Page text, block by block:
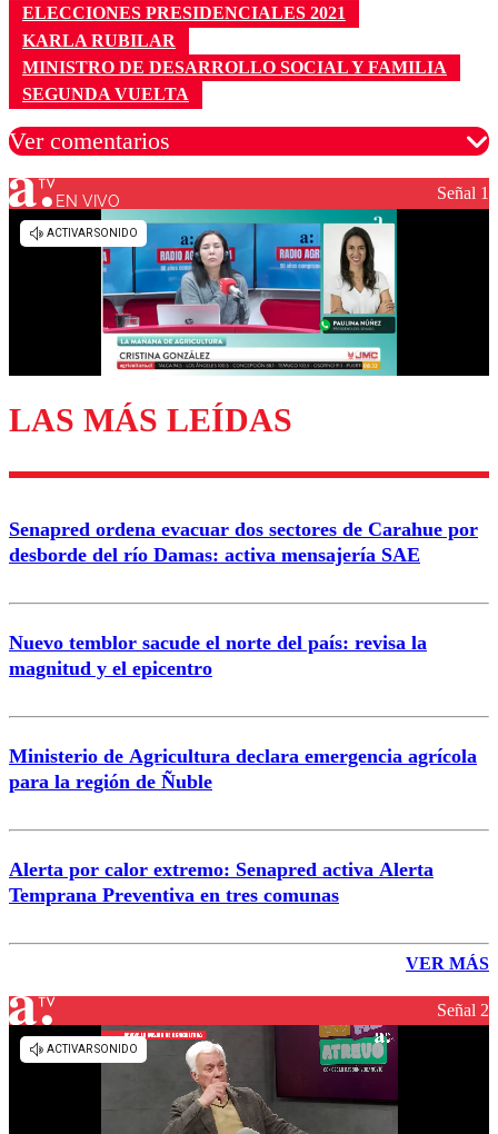
ELECCIONES PRESIDENCIALES 2021
KARLA RUBILAR
MINISTRO DE DESARROLLO SOCIAL Y FAMILIA
SEGUNDA VUELTA
Ver comentarios
Los comentarios son moderados para garantizar un
diálogo respetuoso.
Enviar comentario
EN VIVO Señal 1
LAS MÁS LEÍDAS
Senapred ordena evacuar dos sectores de Carahue por
desborde del río Damas: activa mensajería SAE
Nuevo temblor sacude el norte del país: revisa la
magnitud y el epicentro
Ministerio de Agricultura declara emergencia agrícola
para la región de Ñuble
Alerta por calor extremo: Senapred activa Alerta
Temprana Preventiva en tres comunas
VER MÁS
Señal 2